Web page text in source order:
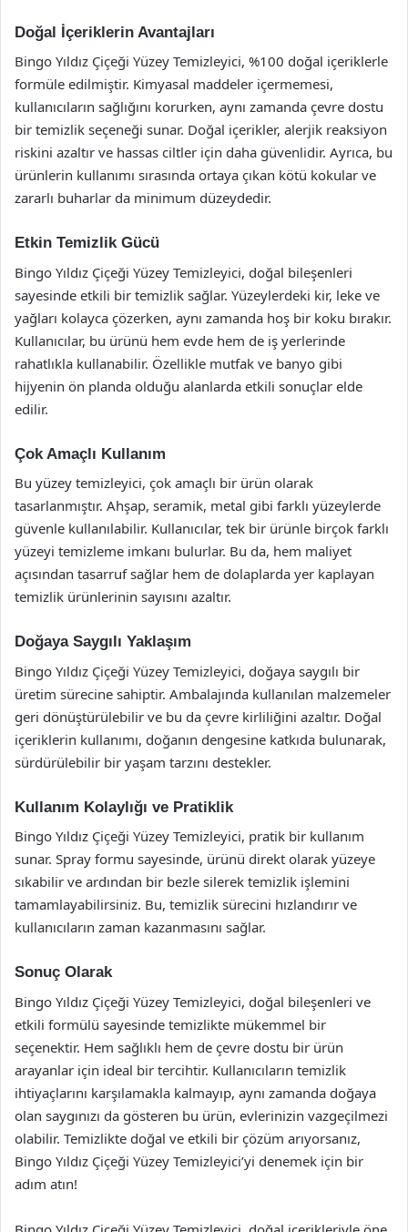
Doğal İçeriklerin Avantajları
Bingo Yıldız Çiçeği Yüzey Temizleyici, %100 doğal içeriklerle
formüle edilmiştir. Kimyasal maddeler içermemesi,
kullanıcıların sağlığını korurken, aynı zamanda çevre dostu
bir temizlik seçeneği sunar. Doğal içerikler, alerjik reaksiyon
riskini azaltır ve hassas ciltler için daha güvenlidir. Ayrıca, bu
ürünlerin kullanımı sırasında ortaya çıkan kötü kokular ve
zararlı buharlar da minimum düzeydedir.
Etkin Temizlik Gücü
Bingo Yıldız Çiçeği Yüzey Temizleyici, doğal bileşenleri
sayesinde etkili bir temizlik sağlar. Yüzeylerdeki kir, leke ve
yağları kolayca çözerken, aynı zamanda hoş bir koku bırakır.
Kullanıcılar, bu ürünü hem evde hem de iş yerlerinde
rahatlıkla kullanabilir. Özellikle mutfak ve banyo gibi
hijyenin ön planda olduğu alanlarda etkili sonuçlar elde
edilir.
Çok Amaçlı Kullanım
Bu yüzey temizleyici, çok amaçlı bir ürün olarak
tasarlanmıştır. Ahşap, seramik, metal gibi farklı yüzeylerde
güvenle kullanılabilir. Kullanıcılar, tek bir ürünle birçok farklı
yüzeyi temizleme imkanı bulurlar. Bu da, hem maliyet
açısından tasarruf sağlar hem de dolaplarda yer kaplayan
temizlik ürünlerinin sayısını azaltır.
Doğaya Saygılı Yaklaşım
Bingo Yıldız Çiçeği Yüzey Temizleyici, doğaya saygılı bir
üretim sürecine sahiptir. Ambalajında kullanılan malzemeler
geri dönüştürülebilir ve bu da çevre kirliliğini azaltır. Doğal
içeriklerin kullanımı, doğanın dengesine katkıda bulunarak,
sürdürülebilir bir yaşam tarzını destekler.
Kullanım Kolaylığı ve Pratiklik
Bingo Yıldız Çiçeği Yüzey Temizleyici, pratik bir kullanım
sunar. Spray formu sayesinde, ürünü direkt olarak yüzeye
sıkabilir ve ardından bir bezle silerek temizlik işlemini
tamamlayabilirsiniz. Bu, temizlik sürecini hızlandırır ve
kullanıcıların zaman kazanmasını sağlar.
Sonuç Olarak
Bingo Yıldız Çiçeği Yüzey Temizleyici, doğal bileşenleri ve
etkili formülü sayesinde temizlikte mükemmel bir
seçenektir. Hem sağlıklı hem de çevre dostu bir ürün
arayanlar için ideal bir tercihtir. Kullanıcıların temizlik
ihtiyaçlarını karşılamakla kalmayıp, aynı zamanda doğaya
olan saygınızı da gösteren bu ürün, evlerinizin vazgeçilmezi
olabilir. Temizlikte doğal ve etkili bir çözüm arıyorsanız,
Bingo Yıldız Çiçeği Yüzey Temizleyici’yi denemek için bir
adım atın!